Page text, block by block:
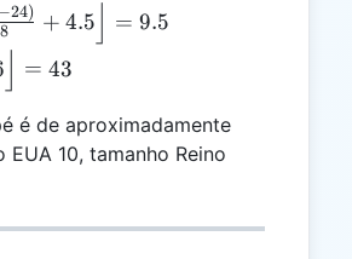
-
+
−24) + 4.5 = 9.5
= 43
é de aproximadamente
10, tamanho Reino